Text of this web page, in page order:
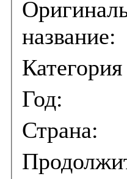
название:
Категория
Год:
Страна: